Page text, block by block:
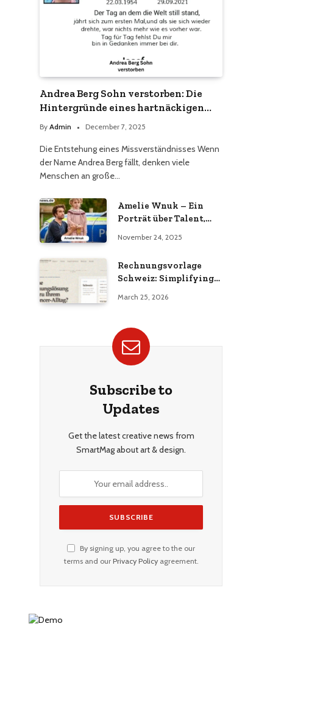
Andrea Berg Sohn verstorben: Die
Hintergründe eines hartnäckigen
Gerüchts
By Admin December 7, 2025
Die Entstehung eines Missverständnisses Wenn
der Name Andrea Berg fällt, denken viele
Menschen an große…
Amelie Wnuk – Ein
Porträt über Talent,
Aufstieg einer jungen
November 24, 2025
Rechnungsvorlage
Schweiz: Simplifying
Businesses
March 25, 2026
Subscribe to
Updates
Get the latest creative news from
SmartMag about art & design.
By signing up, you agree to the our
terms and our Privacy Policyagreement.